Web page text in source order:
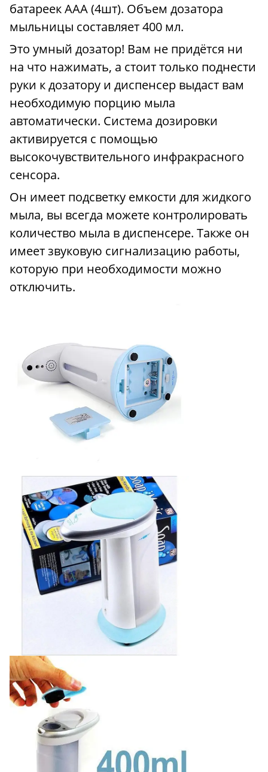
батареек ААА (4шт). Объем дозатора
мыльницы составляет 400 мл.
Это умный дозатор! Вам не придётся ни
на что нажимать, а стоит только поднести
руки к дозатору и диспенсер выдаст вам
необходимую порцию мыла
автоматически. Система дозировки
активируется с помощью
высокочувствительного инфракрасного
сенсора.
Он имеет подсветку емкости для жидкого
мыла, вы всегда можете контролировать
количество мыла в диспенсере. Также он
имеет звуковую сигнализацию работы,
которую при необходимости можно
отключить.